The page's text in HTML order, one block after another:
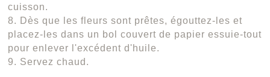
cuisson.
8. Dès que les fleurs sont prêtes, égouttez-les et
placez-les dans un bol couvert de papier essuie-tout
pour enlever l'excédent d'huile.
9. Servez chaud.